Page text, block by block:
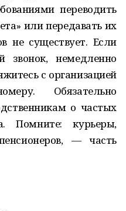
переводить
или передавать их
не существует. Если
звонок, немедленно
с организацией
Обязательно
о частых
Помните: курьеры,
— часть